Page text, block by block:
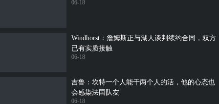
06-18
Windhorst：詹姆斯正与湖人谈判续约合同，双方
已有实质接触
06-18
吉鲁：坎特一个人能干两个人的活，他的心态也
会感染法国队友
06-18